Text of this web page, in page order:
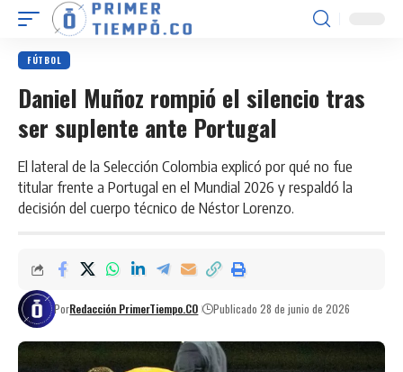
FÚTBOL
Daniel Muñoz rompió el silencio tras
ser suplente ante Portugal
El lateral de la Selección Colombia explicó por qué no fue
titular frente a Portugal en el Mundial 2026 y respaldó la
decisión del cuerpo técnico de Néstor Lorenzo.
PorRedacción PrimerTiempo.CO Publicado 28 de junio de 2026